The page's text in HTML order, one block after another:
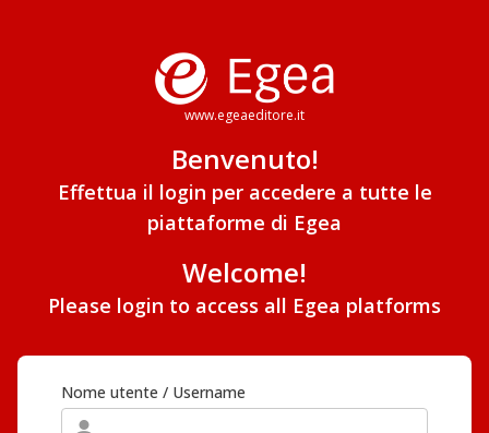
www.egeaeditore.it
Benvenuto!
Effettua il login per accedere a tutte le
piattaforme di Egea
Welcome!
Please login to access all Egea platforms
Nome utente / Username